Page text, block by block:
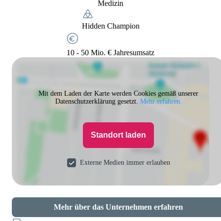
Medizin
Hidden Champion
10 - 50 Mio. € Jahresumsatz
Mit dem Laden der Karte werden Cookies gemäß unserer
Datenschutzerklärung gesetzt. Mehr erfahren.
Standort laden
Externe Medien immer erlauben
Mehr über das Unternehmen erfahren